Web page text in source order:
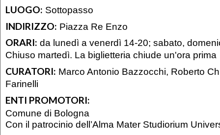
LUOGO: Sottopasso
INDIRIZZO: Piazza Re Enzo
ORARI: da lunedì a venerdì 14-20; sabato,
Chiuso martedì. La biglietteria chiude un'ora prima
CURATORI: Marco Antonio Bazzocchi, Roberto
Farinelli
ENTI PROMOTORI:
Comune di Bologna
Con il patrocinio dell’Alma Mater Studiorium